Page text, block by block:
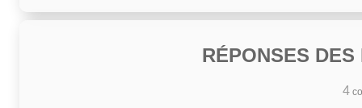
RÉPONSES
4